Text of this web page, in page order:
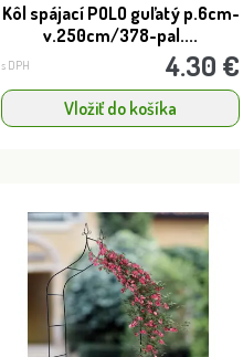
Kôl spájací POLO guľatý p.6cm-
v.250cm/378-pal....
s DPH 4.30 €
Vložiť do košíka